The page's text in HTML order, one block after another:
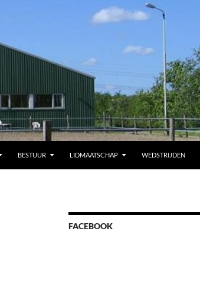
BESTUUR LIDMAATSCHAP WEDSTRIJDEN
FACEBOOK